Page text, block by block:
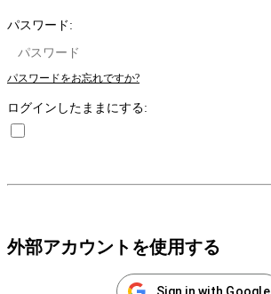
パスワード:
パスワードをお忘れですか?
ログインしたままにする:
外部アカウントを使用する